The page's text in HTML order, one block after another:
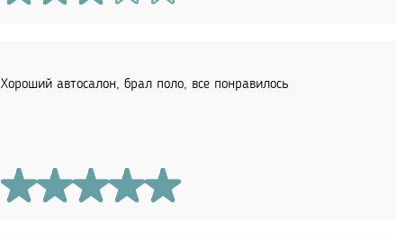
Хороший автосалон, брал поло, все понравилось